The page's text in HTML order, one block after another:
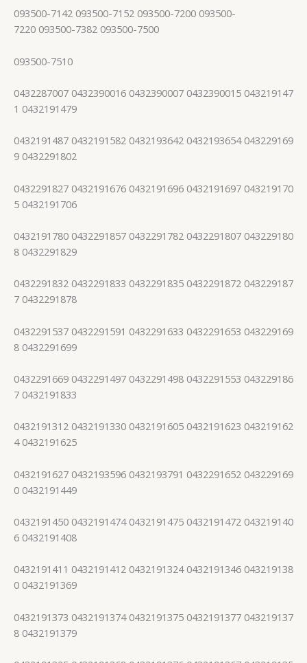
093500-7142 093500-7152 093500-7200 093500-
7220 093500-7382 093500-7500
093500-7510
0432287007 0432390016 0432390007 0432390015 043219147
1 0432191479
0432191487 0432191582 0432193642 0432193654 043229169
9 0432291802
0432291827 0432191676 0432191696 0432191697 043219170
5 0432191706
0432191780 0432291857 0432291782 0432291807 043229180
8 0432291829
0432291832 0432291833 0432291835 0432291872 043229187
7 0432291878
0432291537 0432291591 0432291633 0432291653 043229169
8 0432291699
0432291669 0432291497 0432291498 0432291553 043229186
7 0432191833
0432191312 0432191330 0432191605 0432191623 043219162
4 0432191625
0432191627 0432193596 0432193791 0432291652 043229169
0 0432191449
0432191450 0432191474 0432191475 0432191472 043219140
6 0432191408
0432191411 0432191412 0432191324 0432191346 043219138
0 0432191369
0432191373 0432191374 0432191375 0432191377 043219137
8 0432191379